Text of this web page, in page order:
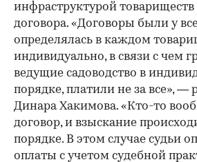
инфраструктурой товариществ
договора. «Договоры были у
определялась в каждом
индивидуально, в связи с чем
ведущие садоводство в
порядке, платили не за все», —
Динара Хакимова. «Кто-то
договор, и взыскание
порядке. В этом случае судьи
оплаты с учетом судебной